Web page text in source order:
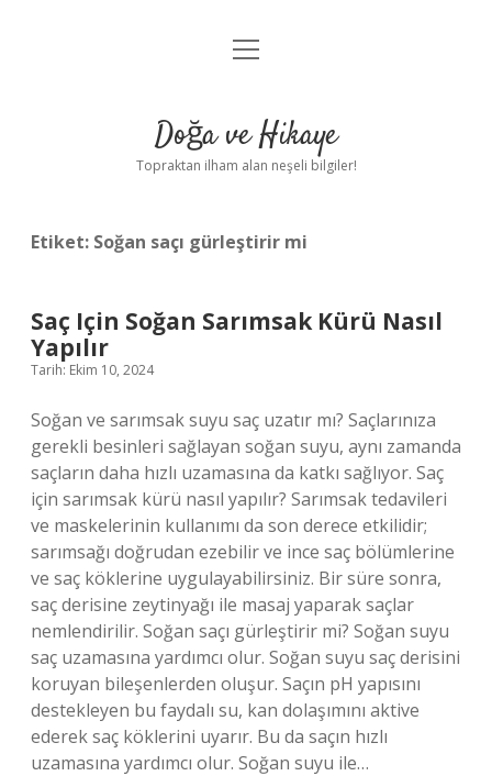
Anasayfa
Yasal Uyarı
menüyü
Doğa ve Hikaye
Topraktan ilham alan neşeli bilgiler!
Etiket: Soğan saçı gürleştirir mi
Saç Için Soğan Sarımsak Kürü Nasıl
Yapılır
Tarih: Ekim 10, 2024
Soğan ve sarımsak suyu saç uzatır mı? Saçlarınıza
gerekli besinleri sağlayan soğan suyu, aynı zamanda
saçların daha hızlı uzamasına da katkı sağlıyor. Saç
için sarımsak kürü nasıl yapılır? Sarımsak tedavileri
ve maskelerinin kullanımı da son derece etkilidir;
sarımsağı doğrudan ezebilir ve ince saç bölümlerine
ve saç köklerine uygulayabilirsiniz. Bir süre sonra,
saç derisine zeytinyağı ile masaj yaparak saçlar
nemlendirilir. Soğan saçı gürleştirir mi? Soğan suyu
saç uzamasına yardımcı olur. Soğan suyu saç derisini
koruyan bileşenlerden oluşur. Saçın pH yapısını
destekleyen bu faydalı su, kan dolaşımını aktive
ederek saç köklerini uyarır. Bu da saçın hızlı
uzamasına yardımcı olur. Soğan suyu ile…